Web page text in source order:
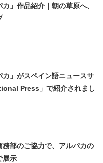
」作品紹介｜朝の草原へ、
カ」がスペイン語ニュースサ
Press」で紹介されまし
務部のご協力で、アルパカの
展示